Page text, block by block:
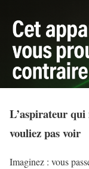
L’aspirateur qui
vouliez pas voir
Imaginez : vous